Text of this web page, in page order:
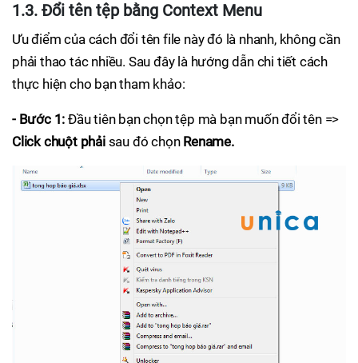
1.3. Đổi tên tệp bằng Context Menu
Ưu điểm của cách đổi tên file này đó là nhanh, không cần
phải thao tác nhiều. Sau đây là hướng dẫn chi tiết cách
thực hiện cho bạn tham khảo:
- Bước 1: Đầu tiên bạn chọn tệp mà bạn muốn đổi tên =>
Click chuột phảisau đó chọn Rename.